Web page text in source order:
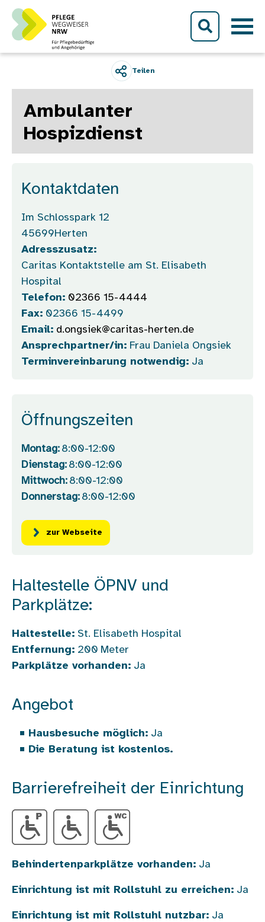
Direkt zum Inhalt
Teilen
Ambulanter
Hospizdienst
Kontaktdaten
Im Schlosspark 12
45699Herten
Adresszusatz:
Caritas Kontaktstelle am St. Elisabeth
Hospital
Telefon: 02366 15-4444
Fax: 02366 15-4499
Email: d.ongsiek@caritas-herten.de
Ansprechpartner/in: Frau Daniela Ongsiek
Terminvereinbarung notwendig: Ja
Öffnungszeiten
Montag: 8:00-12:00
Dienstag: 8:00-12:00
Mittwoch: 8:00-12:00
Donnerstag: 8:00-12:00
zur Webseite
Haltestelle ÖPNV und
Parkplätze:
Haltestelle: St. Elisabeth Hospital
Entfernung: 200 Meter
Parkplätze vorhanden: Ja
Angebot
Hausbesuche möglich: Ja
Die Beratung ist kostenlos.
Barrierefreiheit der Einrichtung
Behindertenparkplätze vorhanden: Ja
Einrichtung ist mit Rollstuhl zu erreichen: Ja
Einrichtung ist mit Rollstuhl nutzbar: Ja